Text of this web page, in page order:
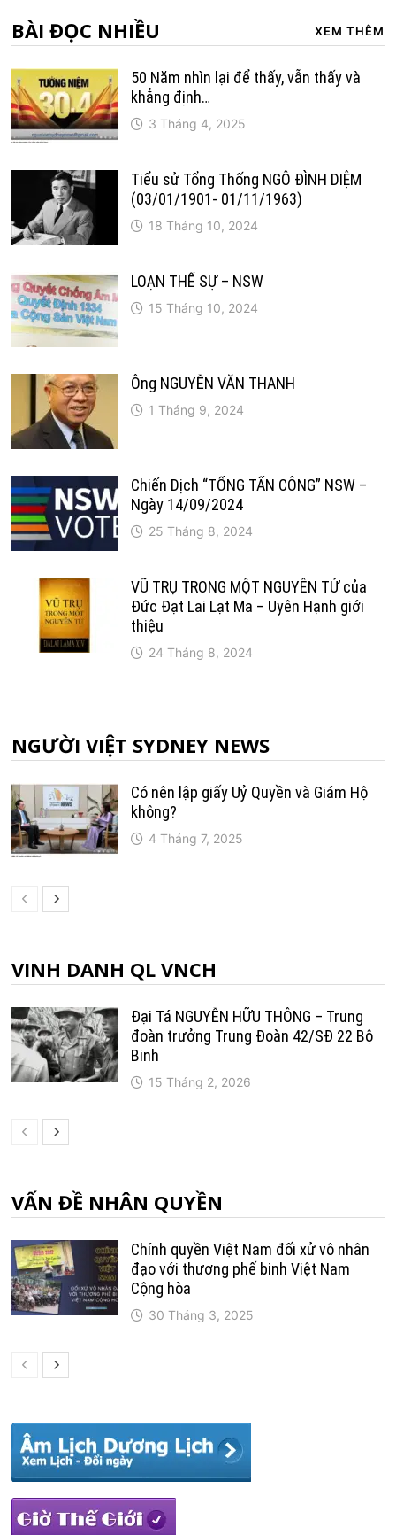
BÀI ĐỌC NHIỀU XEM THÊM
50 Năm nhìn lại để thấy, vẫn thấy và
khẳng định…
3 Tháng 4, 2025
Tiểu sử Tổng Thống NGÔ ĐÌNH DIỆM
(03/01/1901- 01/11/1963)
18 Tháng 10, 2024
LOẠN THẾ SỰ – NSW
15 Tháng 10, 2024
Ông NGUYỄN VĂN THANH
1 Tháng 9, 2024
Chiến Dịch “TỔNG TẤN CÔNG” NSW –
Ngày 14/09/2024
25 Tháng 8, 2024
VŨ TRỤ TRONG MỘT NGUYÊN TỬ của
Đức Đạt Lai Lạt Ma – Uyên Hạnh giới
thiệu
24 Tháng 8, 2024
NGƯỜI VIỆT SYDNEY NEWS
Có nên lập giấy Uỷ Quyền và Giám Hộ
không?
4 Tháng 7, 2025
VINH DANH QL VNCH
Đại Tá NGUYỄN HỮU THÔNG – Trung
đoàn trưởng Trung Ðoàn 42/SÐ 22 Bộ
Binh
15 Tháng 2, 2026
VẤN ĐỀ NHÂN QUYỀN
Chính quyền Việt Nam đối xử vô nhân
đạo với thương phế binh Việt Nam
Cộng hòa
30 Tháng 3, 2025